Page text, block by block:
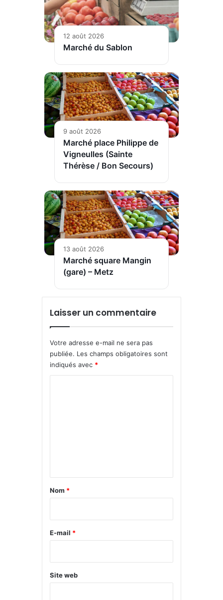
12 août 2026
Marché du Sablon
9 août 2026
Marché place Philippe de
Vigneulles (Sainte
Thérèse / Bon Secours)
13 août 2026
Marché square Mangin
(gare) – Metz
Laisser un commentaire
Votre adresse e-mail ne sera pas
publiée. Les champs obligatoires sont
indiqués avec *
a
e
Nom *
E-mail *
Site web